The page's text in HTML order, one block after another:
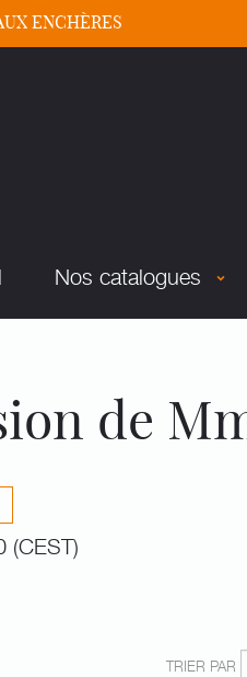
ENCHÈRES
Nos catalogues
de
TRIER PAR